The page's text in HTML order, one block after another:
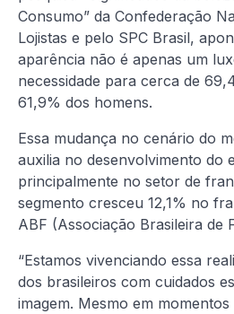
Consumo” da Confederação
Lojistas e pelo SPC Brasil,
aparência não é apenas um
necessidade para cerca de
61,9% dos homens.
Essa mudança no cenário do
auxilia no desenvolvimento do
principalmente no setor de
segmento cresceu 12,1% no
ABF (Associação Brasileira de
“Estamos vivenciando essa
dos brasileiros com cuidados
imagem. Mesmo em